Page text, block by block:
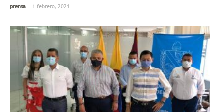
prensa - 1 febrero, 2021